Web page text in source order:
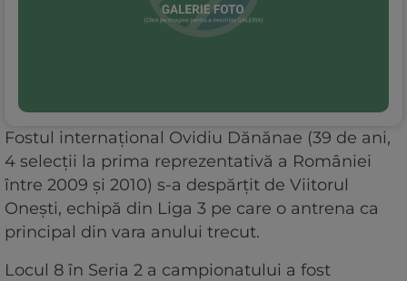
Fostul internațional Ovidiu Dănănae (39 de ani,
4 selecții la prima reprezentativă a României
între 2009 și 2010) s-a despărțit de Viitorul
Onești, echipă din Liga 3 pe care o antrena ca
principal din vara anului trecut.
Locul 8 în Seria 2 a campionatului a fost